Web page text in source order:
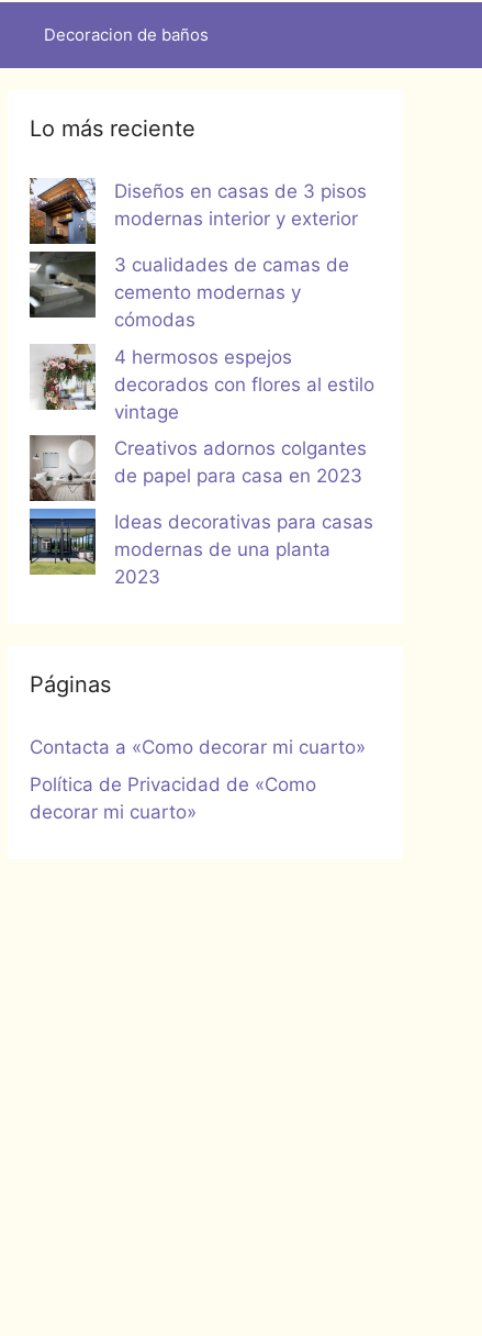
Decoracion de baños
Lo más reciente
Diseños en casas de 3 pisos
modernas interior y exterior
3 cualidades de camas de
cemento modernas y
cómodas
4 hermosos espejos
decorados con flores al estilo
vintage
Creativos adornos colgantes
de papel para casa en 2023
Ideas decorativas para casas
modernas de una planta
2023
Páginas
Contacta a «Como decorar mi cuarto»
Política de Privacidad de «Como
decorar mi cuarto»